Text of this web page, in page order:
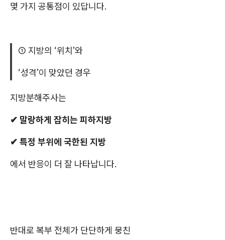
몇 가지 공통점이 있답니다.
① 지방의 ‘위치’와
‘성격’이 맞았던 경우
지방분해주사는
✔ 말랑하게 잡히는 피하지방
✔ 특정 부위에 국한된 지방
에서 반응이 더 잘 나타납니다.
반대로 복부 전체가 단단하게 뭉친